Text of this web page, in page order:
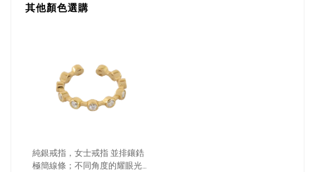
其他顏色選購
純銀戒指，女士戒指 並排鑲鋯
極簡線條；不同角度的耀眼光芒